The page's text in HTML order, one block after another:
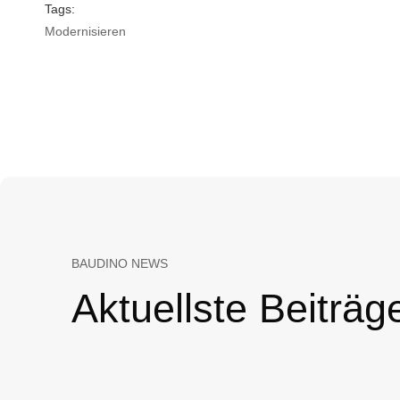
Tags:
Modernisieren
BAUDINO NEWS
Aktuellste